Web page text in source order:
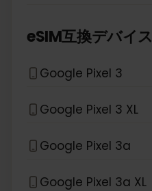
eSIM互換デバイス
Google Pixel 3
Google Pixel 3 XL
Google Pixel 3a
Google Pixel 3a XL